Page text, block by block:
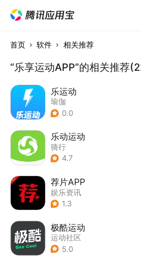
首页 软件 相关推荐
“乐享运动APP”的相关推荐
乐运动
瑜伽
0.0
乐动运动
骑行
4.7
荐片APP
娱乐资讯
1.3
极酷运动
运动社区
5.0